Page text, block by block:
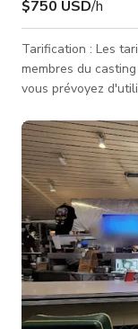
$750 USD/h
Tarification : Les
membres du
vous prévoyez
les zones
convenues.
de vos
économiques que possible ! Entrez dans
coin est une scène